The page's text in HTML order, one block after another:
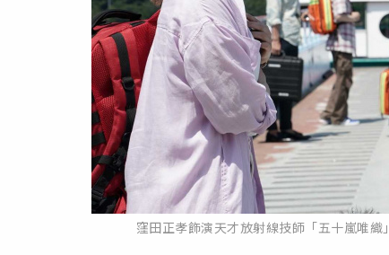
窪田正孝飾演天才放射線技師「五十嵐唯織